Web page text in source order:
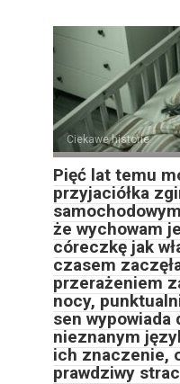
Ciekawe historie
Pięć lat temu
przyjaciółka
że wychowam
córeczkę jak
czasem
przerażeniem
nocy,
sen wypowiada
nieznanym
ich znaczenie,
prawdziwy